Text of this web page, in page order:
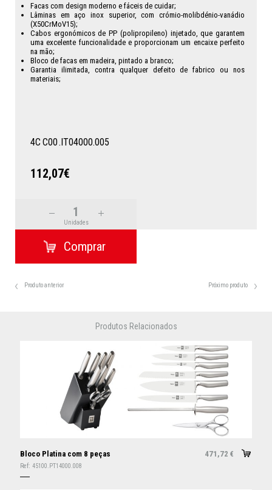
Facas com design moderno e fáceis de cuidar;
Lâminas em aço inox superior, com crómio-molibdénio-vanádio
(X50CrMoV15);
Cabos ergonómicos de PP (polipropileno) injetado, que garantem
uma excelente funcionalidade e proporcionam um encaixe perfeito
na mão;
Bloco de facas em madeira, pintado a branco;
Garantia ilimitada, contra qualquer defeito de fabrico ou nos
materiais;
4C C00 .IT04000.005
112,07€
Unidades
Produto anterior Próximo produto
Produtos Relacionados
Bloco Platina com 8 peças 471,72 €
Ref: 45100.PT14000.008